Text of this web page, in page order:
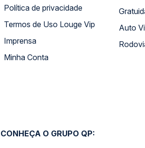
Política de privacidade
Termos de Uso Louge Vip
Imprensa
Minha Conta
CONHEÇA O GRUPO QP: